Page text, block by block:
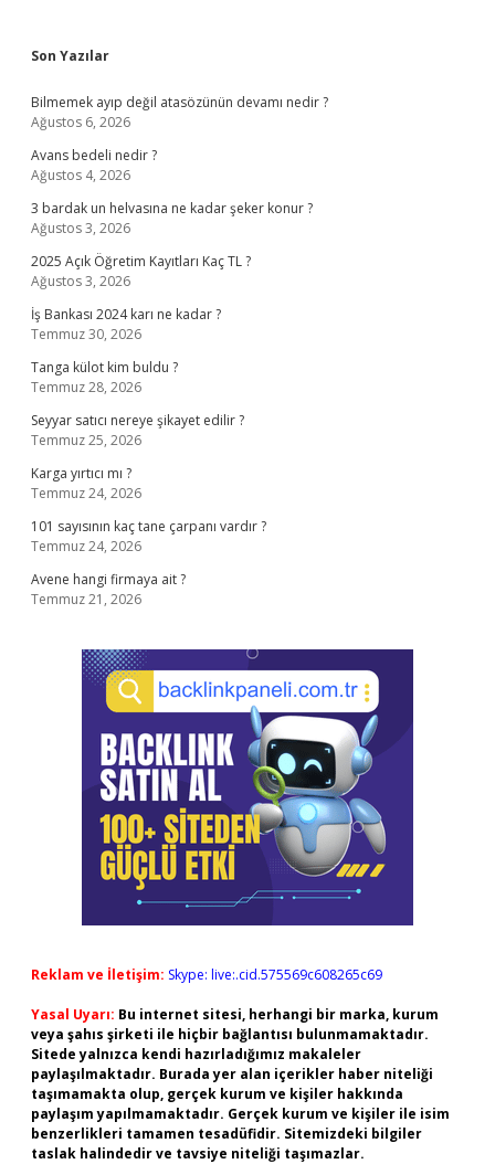
Sidebar
Son Yazılar
Bilmemek ayıp değil atasözünün devamı nedir ?
Ağustos 6, 2026
Avans bedeli nedir ?
Ağustos 4, 2026
3 bardak un helvasına ne kadar şeker konur ?
Ağustos 3, 2026
2025 Açık Öğretim Kayıtları Kaç TL ?
Ağustos 3, 2026
İş Bankası 2024 karı ne kadar ?
Temmuz 30, 2026
Tanga külot kim buldu ?
Temmuz 28, 2026
Seyyar satıcı nereye şikayet edilir ?
Temmuz 25, 2026
Karga yırtıcı mı ?
Temmuz 24, 2026
101 sayısının kaç tane çarpanı vardır ?
Temmuz 24, 2026
Avene hangi firmaya ait ?
Temmuz 21, 2026
Reklam ve İletişim: Skype: live:.cid.575569c608265c69
Yasal Uyarı: Bu internet sitesi, herhangi bir marka, kurum
veya şahıs şirketi ile hiçbir bağlantısı bulunmamaktadır.
Sitede yalnızca kendi hazırladığımız makaleler
paylaşılmaktadır. Burada yer alan içerikler haber niteliği
taşımamakta olup, gerçek kurum ve kişiler hakkında
paylaşım yapılmamaktadır. Gerçek kurum ve kişiler ile isim
benzerlikleri tamamen tesadüfidir. Sitemizdeki bilgiler
taslak halindedir ve tavsiye niteliği taşımazlar.